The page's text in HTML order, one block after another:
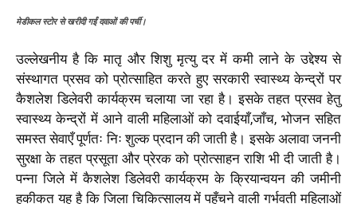
मेडीकल स्टोर से खरीदी गईं दवाओं की पर्ची।
उल्लेखनीय है कि मातृ और शिशु मृत्यु दर में कमी लाने के उद्देश्य से
संस्थागत प्रसव को प्रोत्साहित करते हुए सरकारी स्वास्थ्य केन्द्रों पर
कैशलेश डिलेवरी कार्यक्रम चलाया जा रहा है। इसके तहत प्रसव हेतु
स्वास्थ्य केन्द्रों में आने वाली महिलाओं को दवाईयाँ,जाँच, भोजन सहित
समस्त सेवाएँ पूर्णतः निः शुल्क प्रदान की जाती है। इसके अलावा जननी
सुरक्षा के तहत प्रसूता और प्रेरक को प्रोत्साहन राशि भी दी जाती है।
पन्ना जिले में कैशलेश डिलेवरी कार्यक्रम के क्रियान्वयन की जमीनी
हकीकत यह है कि जिला चिकित्सालय में पहुँचने वाली गर्भवती महिलाओं